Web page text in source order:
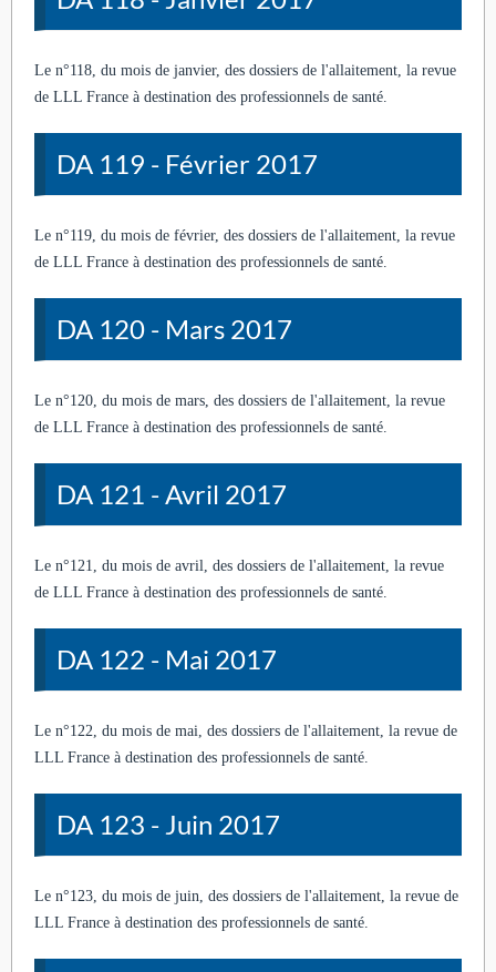
Le n°118, du mois de janvier, des dossiers de l'allaitement, la revue
de LLL France à destination des professionnels de santé.
DA 119 - Février 2017
Le n°119, du mois de février, des dossiers de l'allaitement, la revue
de LLL France à destination des professionnels de santé.
DA 120 - Mars 2017
Le n°120, du mois de mars, des dossiers de l'allaitement, la revue
de LLL France à destination des professionnels de santé.
DA 121 - Avril 2017
Le n°121, du mois de avril, des dossiers de l'allaitement, la revue
de LLL France à destination des professionnels de santé.
DA 122 - Mai 2017
Le n°122, du mois de mai, des dossiers de l'allaitement, la revue de
LLL France à destination des professionnels de santé.
DA 123 - Juin 2017
Le n°123, du mois de juin, des dossiers de l'allaitement, la revue de
LLL France à destination des professionnels de santé.